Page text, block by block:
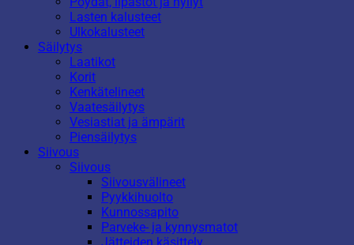
Lasten kalusteet
Ulkokalusteet
Säilytys
Laatikot
Korit
Kenkätelineet
Vaatesäilytys
Vesiastiat ja ämpärit
Piensäilytys
Siivous
Siivous
Siivousvälineet
Pyykkihuolto
Kunnossapito
Parveke- ja kynnysmatot